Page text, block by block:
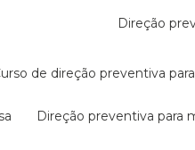
direção
curso de direção preventiva
direção preventiva para